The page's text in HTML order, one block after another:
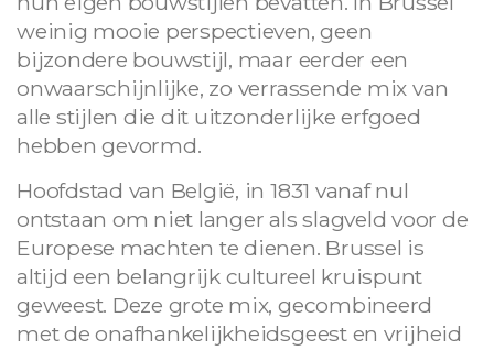
weinig mooie perspectieven, geen
bijzondere bouwstijl, maar eerder een
onwaarschijnlijke, zo verrassende mix van
alle stijlen die dit uitzonderlijke erfgoed
hebben gevormd.
Hoofdstad van België, in 1831 vanaf nul
ontstaan ​​om niet langer als slagveld voor de
Europese machten te dienen. Brussel is
altijd een belangrijk cultureel kruispunt
geweest. Deze grote mix, gecombineerd
met de onafhankelijkheidsgeest en vrijheid